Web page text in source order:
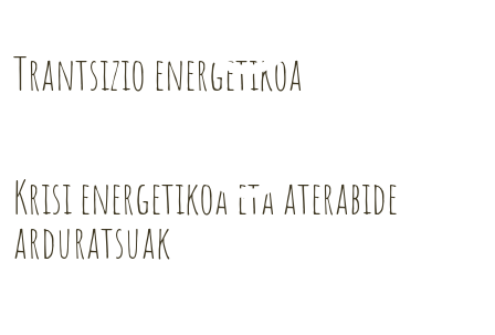
Trantsizio energetikoa
Krisi energetikoa eta aterabide
arduratsuak